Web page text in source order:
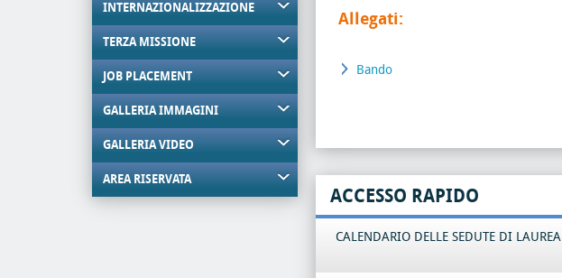
INTERNAZIONALIZZAZIONE
TERZA MISSIONE
JOB PLACEMENT
GALLERIA IMMAGINI
GALLERIA VIDEO
AREA RISERVATA
Allegati:
Bando
ACCESSO RAPIDO
CALENDARIO DELLE SEDUTE DI LAUREA